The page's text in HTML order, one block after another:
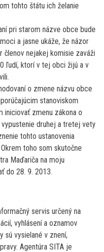
tohto štátu ich želanie
pri starom názve obce bude
a jasne ukáže, že názor
členov nejakej komisie zaváži
ľudí, ktorí v tej obci žijú a v
o zmene názvu obce
stanoviskom
iniciovať zmenu zákona o
druhej a tretej vety
tohto ustanovenia
toho som skutočne
Maďariča na moju
do 28. 9. 2013.
servis určený na
vyhlásení a oznamov
sú vysielané v znení,
Agentúra SITA je